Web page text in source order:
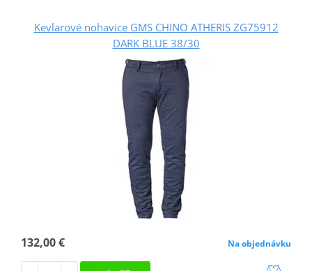
Kevlarové nohavice GMS CHINO ATHERIS ZG75912
DARK BLUE 38/30
132,00 € Na objednávku